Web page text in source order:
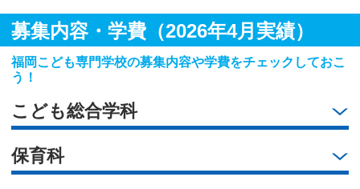
募集内容・学費（2026年4月実績）
福岡こども専門学校の募集内容や学費をチェックしておこ
う！
こども総合学科
保育科